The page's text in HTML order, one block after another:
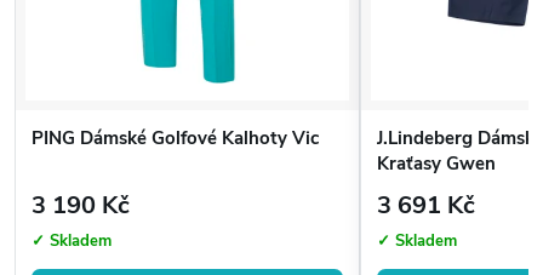
PING Dámské Golfové Kalhoty Vic
3 190 Kč
✓ Skladem
J.Lindeberg
Kraťasy Gwen
3 691 Kč
✓ Skladem